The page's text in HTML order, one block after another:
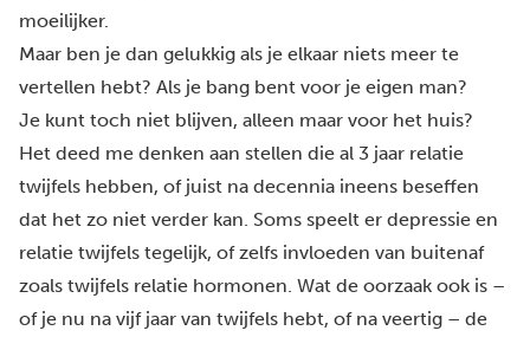
moeilijker.
Maar ben je dan gelukkig als je elkaar niets meer te
vertellen hebt? Als je bang bent voor je eigen man?
Je kunt toch niet blijven, alleen maar voor het huis?
Het deed me denken aan stellen die al 3 jaar relatie
twijfels hebben, of juist na decennia ineens beseffen
dat het zo niet verder kan. Soms speelt er depressie en
relatie twijfels tegelijk, of zelfs invloeden van buitenaf
zoals twijfels relatie hormonen. Wat de oorzaak ook is –
of je nu na vijf jaar van twijfels hebt, of na veertig – de